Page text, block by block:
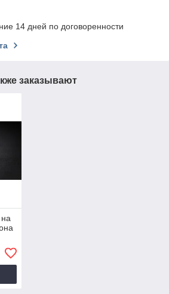
14 дней по договоренности
заказывают